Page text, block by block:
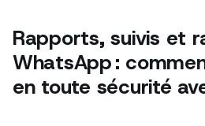
Rapports, suivis et
WhatsApp :
en toute sécurité